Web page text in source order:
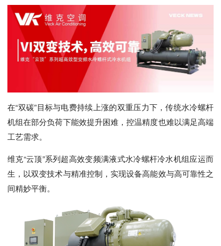
在“双碳”目标与电费持续上涨的双重压力下，传统水冷螺杆
机组在部分负荷下能效提升困难，控温精度也难以满足高端
工艺需求。
维克“云顶”系列超高效变频满液式水冷螺杆冷水机组应运而
生，以双变技术与精准控制，实现设备高能效与高可靠性之
间精妙平衡。